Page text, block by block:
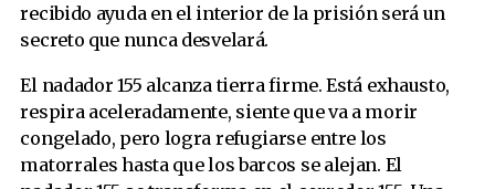
recibido ayuda en el interior de la prisión será un
secreto que nunca desvelará.
El nadador 155 alcanza tierra firme. Está exhausto,
respira aceleradamente, siente que va a morir
congelado, pero logra refugiarse entre los
matorrales hasta que los barcos se alejan. El